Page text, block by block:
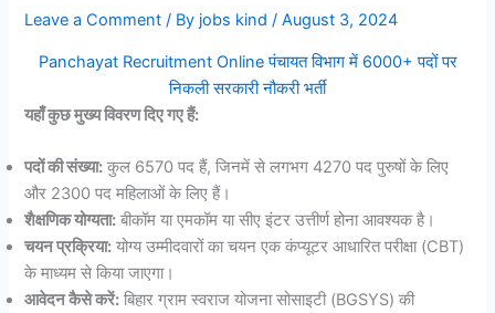
Leave a Comment / By jobs kind/August 3, 2024
Panchayat Recruitment Online पंचायत विभाग में 6000+ पदों पर
निकली सरकारी नौकरी भर्ती
यहाँ कुछ मुख्य विवरण दिए गए हैं:
पदों की संख्या: कुल 6570 पद हैं, जिनमें से लगभग 4270 पद पुरुषों के लिए
और 2300 पद महिलाओं के लिए हैं।
शैक्षणिक योग्यता: बीकॉम या एमकॉम या सीए इंटर उत्तीर्ण होना आवश्यक है।
चयन प्रक्रिया: योग्य उम्मीदवारों का चयन एक कंप्यूटर आधारित परीक्षा (CBT)
के माध्यम से किया जाएगा।
आवेदन कैसे करें: बिहार ग्राम स्वराज योजना सोसाइटी (BGSYS) की